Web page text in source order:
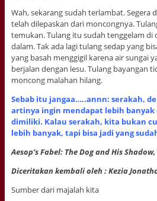
Wah, sekarang sudah terlambat. Segera
telah dilepaskan dari moncongnya.
temukan. Tulang itu sudah tenggelam di
dalam. Tak ada lagi tulang sedap yang
yang basah menggigil karena air sungai
berjalan dengan lesu. Tulang bayangan
moncong malahan hilang.
Sebab itu jangaa…..annn: serakah,
artinya ingin mendapat lebih banyak
dimiliki. Kalau serakah, kita bukan
lebih banyak, tapi bisa jadi yang
Aesop’s Fabel: The Dog and His Shadow,
Diceritakan kembali oleh : Kezia
Sumber dari majalah kita